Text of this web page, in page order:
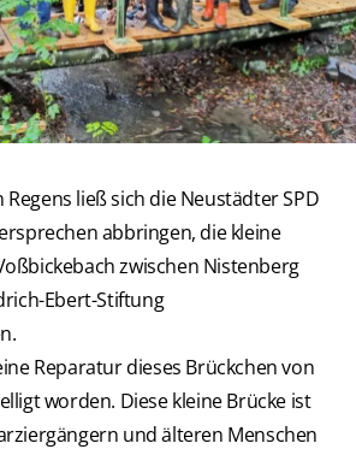
ließ sich die Neustädter SPD
abbringen, die kleine
zwischen Nistenberg
Ebert-Stiftung
Reparatur dieses Brückchen von
worden. Diese kleine Brücke ist
und älteren Menschen